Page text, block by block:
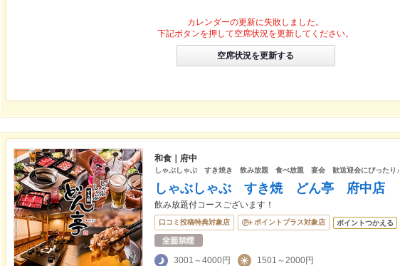
カレンダーの更新に失敗しました。
下記ボタンを押して空席状況を更新してください。
空席状況を更新する
和食｜府中
しゃぶしゃぶ すき焼き 飲み放題 食べ放題 宴会 歓送迎会にぴったり♪
しゃぶしゃぶ すき焼 どん亭 府中店
飲み放題付コースございます！
口コミ投稿特典対象店 ポイントプラス対象店 ポイントつかえる
3001～4000円
1501～2000円